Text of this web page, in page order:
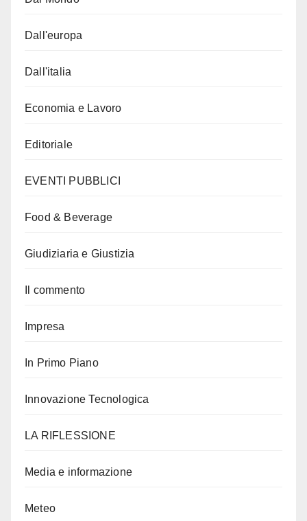
Dall'europa
Dall'italia
Economia e Lavoro
Editoriale
EVENTI PUBBLICI
Food & Beverage
Giudiziaria e Giustizia
Il commento
Impresa
In Primo Piano
Innovazione Tecnologica
LA RIFLESSIONE
Media e informazione
Meteo